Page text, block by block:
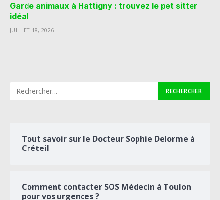
Garde animaux à Hattigny : trouvez le pet sitter
idéal
JUILLET 18, 2026
Tout savoir sur le Docteur Sophie Delorme à
Créteil
Comment contacter SOS Médecin à Toulon
pour vos urgences ?